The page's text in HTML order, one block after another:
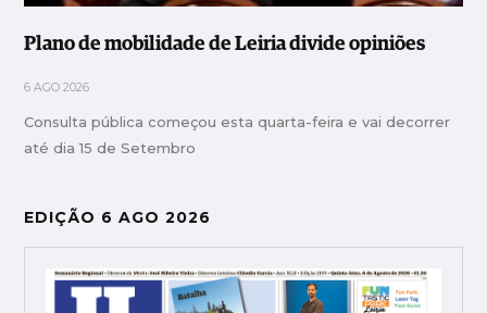
Plano de mobilidade de Leiria divide opiniões
6 AGO 2026
Consulta pública começou esta quarta-feira e vai decorrer
até dia 15 de Setembro
EDIÇÃO 6 AGO 2026